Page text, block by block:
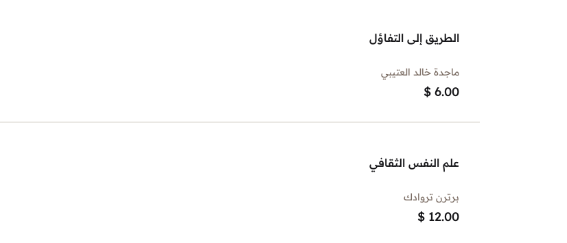
الطريق إلى التفاؤل
ماجدة خالد العتيبي
$ 6.00
علم النفس الثقافي
برترن تروادك
$ 12.00